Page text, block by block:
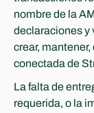
nombre de la
declaraciones y
crear,
conectada de
La falta de
requerida, o la